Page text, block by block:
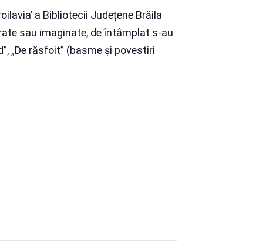
a Bibliotecii Județene Brăila
sau imaginate, de întâmplat s-au
„De răsfoit” (basme și povestiri